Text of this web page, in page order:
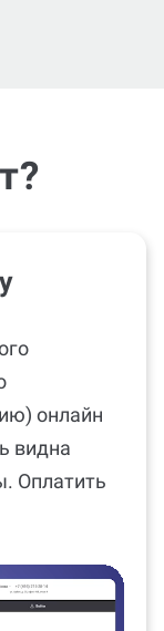
онлайн
видна
Оплатить